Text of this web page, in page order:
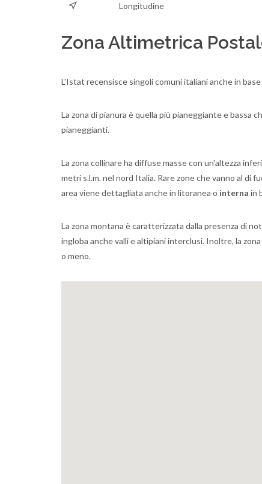
Longitudine
Zona Altimetrica
L'Istat recensisce singoli comuni italiani anche in
La zona di pianura è quella più pianeggiante e bassa
pianeggianti.
La zona collinare ha diffuse masse con un'altezza
metri s.l.m. nel nord Italia. Rare zone che vanno al di
area viene dettagliata anche in litoranea o interna in
La zona montana è caratterizzata dalla presenza di
ingloba anche valli e altipiani interclusi. Inoltre, la
o meno.